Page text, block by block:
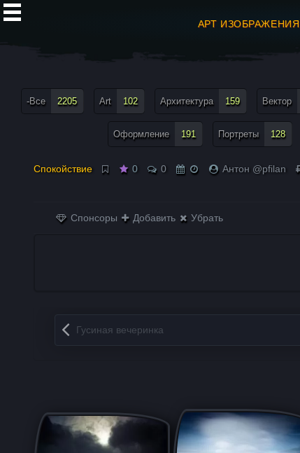
АРТ ИЗОБРАЖЕНИЯ
-Все 2205 Art 102 Архитектура 159 Вектор
Оформление 191 Портреты 128
Спокойствие 0 0 Антон @pfilan
Спонсоры Добавить Убрать
Запись навигация
Гусиная вечеринка